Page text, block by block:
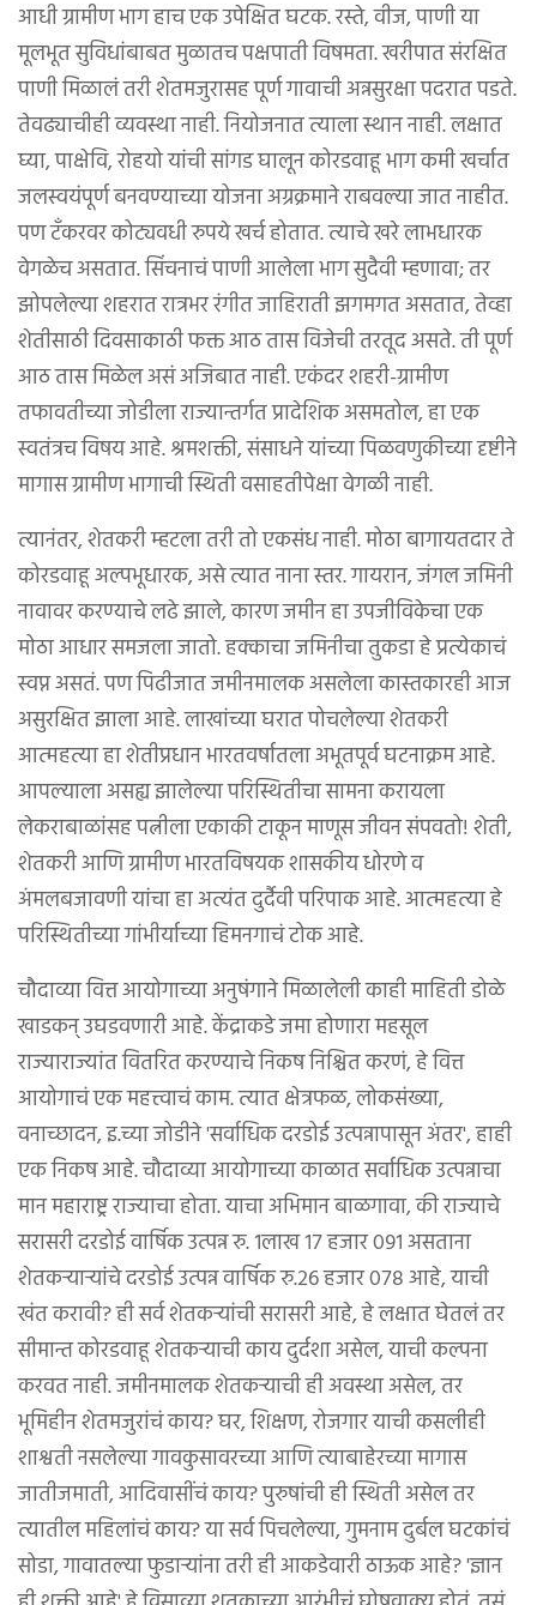
आधी ग्रामीण भाग हाच एक उपेक्षित घटक. रस्ते, वीज, पाणी या
मूलभूत सुविधांबाबत मुळातच पक्षपाती विषमता. खरीपात संरक्षित
पाणी मिळालं तरी शेतमजुरासह पूर्ण गावाची अन्नसुरक्षा पदरात पडते.
तेवढ्याचीही व्यवस्था नाही. नियोजनात त्याला स्थान नाही. लक्षात
घ्या, पाक्षेवि, रोहयो यांची सांगड घालून कोरडवाहू भाग कमी खर्चात
जलस्वयंपूर्ण बनवण्याच्या योजना अग्रक्रमाने राबवल्या जात नाहीत.
पण टँकरवर कोट्यवधी रुपये खर्च होतात. त्याचे खरे लाभधारक
वेगळेच असतात. सिंचनाचं पाणी आलेला भाग सुदैवी म्हणावा; तर
झोपलेल्या शहरात रात्रभर रंगीत जाहिराती झगमगत असतात, तेव्हा
शेतीसाठी दिवसाकाठी फक्त आठ तास विजेची तरतूद असते. ती पूर्ण
आठ तास मिळेल असं अजिबात नाही. एकंदर शहरी-ग्रामीण
तफावतीच्या जोडीला राज्यान्तर्गत प्रादेशिक असमतोल, हा एक
स्वतंत्रच विषय आहे. श्रमशक्ती, संसाधने यांच्या पिळवणुकीच्या दृष्टीने
मागास ग्रामीण भागाची स्थिती वसाहतीपेक्षा वेगळी नाही.
त्यानंतर, शेतकरी म्हटला तरी तो एकसंध नाही. मोठा बागायतदार ते
कोरडवाहू अल्पभूधारक, असे त्यात नाना स्तर. गायरान, जंगल जमिनी
नावावर करण्याचे लढे झाले, कारण जमीन हा उपजीविकेचा एक
मोठा आधार समजला जातो. हक्काचा जमिनीचा तुकडा हे प्रत्येकाचं
स्वप्न असतं. पण पिढीजात जमीनमालक असलेला कास्तकारही आज
असुरक्षित झाला आहे. लाखांच्या घरात पोचलेल्या शेतकरी
आत्महत्या हा शेतीप्रधान भारतवर्षातला अभूतपूर्व घटनाक्रम आहे.
आपल्याला असह्य झालेल्या परिस्थितीचा सामना करायला
लेकराबाळांसह पत्नीला एकाकी टाकून माणूस जीवन संपवतो! शेती,
शेतकरी आणि ग्रामीण भारतविषयक शासकीय धोरणे व
अंमलबजावणी यांचा हा अत्यंत दुर्दैवी परिपाक आहे. आत्महत्या हे
परिस्थितीच्या गांभीर्याच्या हिमनगाचं टोक आहे.
चौदाव्या वित्त आयोगाच्या अनुषंगाने मिळालेली काही माहिती डोळे
खाडकन् उघडवणारी आहे. केंद्राकडे जमा होणारा महसूल
राज्याराज्यांत वितरित करण्याचे निकष निश्चित करणं, हे वित्त
आयोगाचं एक महत्त्वाचं काम. त्यात क्षेत्रफळ, लोकसंख्या,
वनाच्छादन, इ.च्या जोडीने 'सर्वाधिक दरडोई उत्पन्नापासून अंतर', हाही
एक निकष आहे. चौदाव्या आयोगाच्या काळात सर्वाधिक उत्पन्नाचा
मान महाराष्ट्र राज्याचा होता. याचा अभिमान बाळगावा, की राज्याचे
सरासरी दरडोई वार्षिक उत्पन्न रु. १लाख १७ हजार ०९१ असताना
शेतकऱ्याऱ्यांचे दरडोई उत्पन्न वार्षिक रु.२६ हजार ०७८ आहे, याची
खंत करावी? ही सर्व शेतकऱ्यांची सरासरी आहे, हे लक्षात घेतलं तर
सीमान्त कोरडवाहू शेतकऱ्याची काय दुर्दशा असेल, याची कल्पना
करवत नाही. जमीनमालक शेतकऱ्याची ही अवस्था असेल, तर
भूमिहीन शेतमजुरांचं काय? घर, शिक्षण, रोजगार याची कसलीही
शाश्वती नसलेल्या गावकुसावरच्या आणि त्याबाहेरच्या मागास
जातीजमाती, आदिवासींचं काय? पुरुषांची ही स्थिती असेल तर
त्यातील महिलांचं काय? या सर्व पिचलेल्या, गुमनाम दुर्बल घटकांचं
सोडा, गावातल्या फुडाऱ्यांना तरी ही आकडेवारी ठाऊक आहे? 'ज्ञान